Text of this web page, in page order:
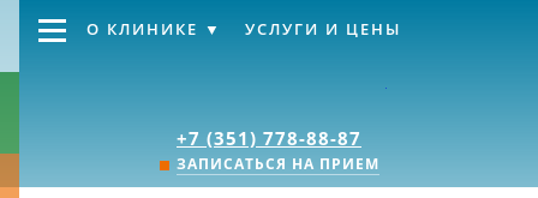
+7 (351) 778-88-87
ЗАПИСАТЬСЯ НА ПРИЕМ
О КЛИНИКЕ УСЛУГИ И ЦЕНЫ